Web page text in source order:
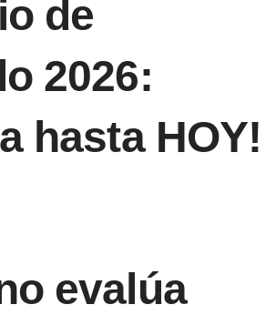
de
2026:
hasta HOY!
evalúa